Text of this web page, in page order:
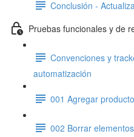
Conclusión -
Pruebas funcionales y de
Convenciones y
automatización
001 Agregar
002 Borrar